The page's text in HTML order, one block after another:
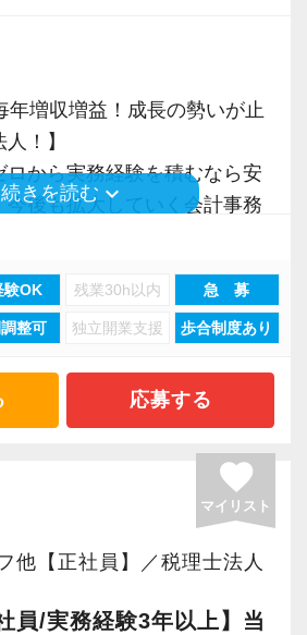
年増収増益！成長の勢いが止
！】
ロから実務経験を積むなら安
今後も拡大していく会計事務
谷」「新宿」「錦糸町」
大阪」の６拠点を展開してい
オフィス」を新設し、その
」「大阪オフィス」「錦糸町
には「柏オフィス」を開設
阪オフィスを増床するなど、
います。
自己成長を実現できます。
続きを読む keyboard_arrow_down
験OK 残業30h以内 急 募
整可 独立開業支援 歩合制度あり
応募する
favorite
マイリスト
他【正社員】／税理士法人
員/実務経験3年以上】当